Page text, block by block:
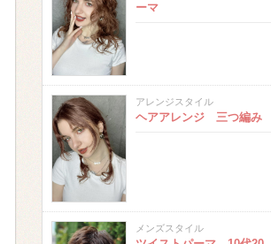
ーマ
アレンジスタイル
ヘアアレンジ 三つ編み
メンズスタイル